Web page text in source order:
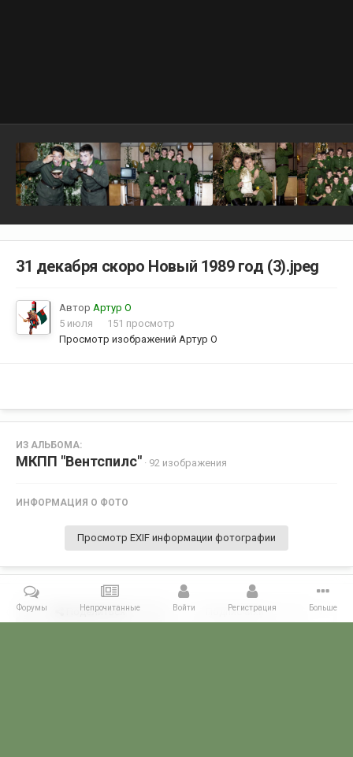
31 декабря скоро Новый 1989 год (3).jpeg
Автор Артур О
5 июля
151 просмотр
Просмотр изображений Артур О
ИЗ АЛЬБОМА:
МКПП "Вентспилс" · 92 изображения
ИНФОРМАЦИЯ О ФОТО
Просмотр EXIF информации фотографии
Поделиться Подписчики 0
Форумы Непрочитанные Войти Регистрация Больше